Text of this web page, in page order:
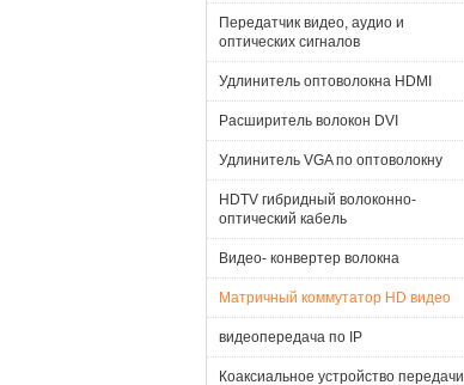
Передатчик видео, аудио и
оптических сигналов
Удлинитель оптоволокна HDMI
Расширитель волокон DVI
Удлинитель VGA по оптоволокну
HDTV гибридный волоконно-
оптический кабель
Видео- конвертер волокна
Матричный коммутатор HD видео
видеопередача по IP
Коаксиальное устройство передачи